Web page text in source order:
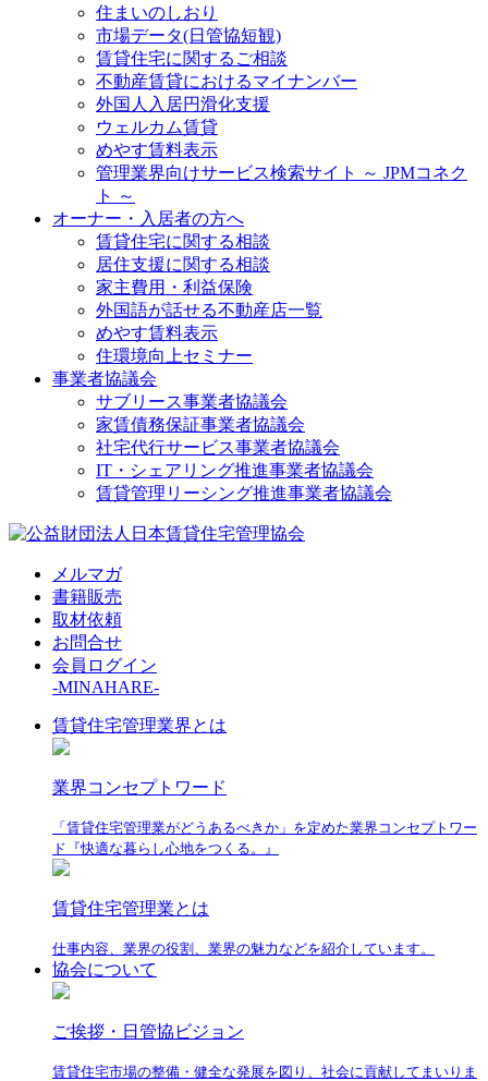
住まいのしおり
市場データ(日管協短観)
賃貸住宅に関するご相談
不動産賃貸におけるマイナンバー
外国人入居円滑化支援
ウェルカム賃貸
めやす賃料表示
管理業界向けサービス検索サイト ～ JPMコネク
ト ～
オーナー・入居者の方へ
賃貸住宅に関する相談
居住支援に関する相談
家主費用・利益保険
外国語が話せる不動産店一覧
めやす賃料表示
住環境向上セミナー
事業者協議会
サブリース事業者協議会
家賃債務保証事業者協議会
社宅代行サービス事業者協議会
IT・シェアリング推進事業者協議会
賃貸管理リーシング推進事業者協議会
メルマガ
書籍販売
取材依頼
お問合せ
会員ログイン
-MINAHARE-
賃貸住宅管理業界とは
業界コンセプトワード
「賃貸住宅管理業がどうあるべきか」を定めた業界コンセプトワー
ド『快適な暮らし心地をつくる。』
賃貸住宅管理業とは
仕事内容、業界の役割、業界の魅力などを紹介しています。
協会について
ご挨拶・日管協ビジョン
賃貸住宅市場の整備・健全な発展を図り、社会に貢献してまいりま